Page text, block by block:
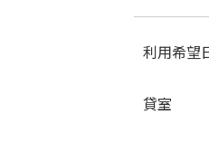
利用希望
貸室